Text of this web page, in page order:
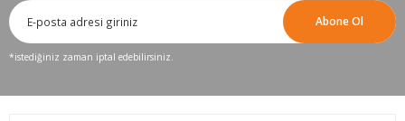
Abone Ol
*istediğiniz zaman iptal edebilirsiniz.